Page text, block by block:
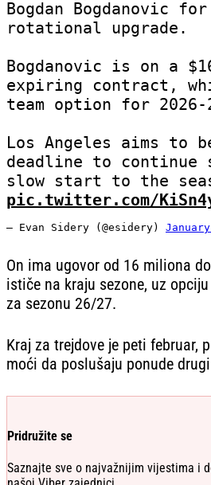
Bogdan Bogdanovic
rotational upgrade.
Bogdanovic is on a
expiring contract,
team option for 2026-
Los Angeles aims to
deadline to continue
slow start to the
pic.twitter.com/
— Evan Sidery (@esidery)
On ima ugovor od 16 miliona
ističe na kraju sezone, uz
za sezonu 26/27.
Kraj za trejdove je peti februar,
moći da poslušaju ponude
Pridružite se
Saznajte sve o najvažnijim vijestima i